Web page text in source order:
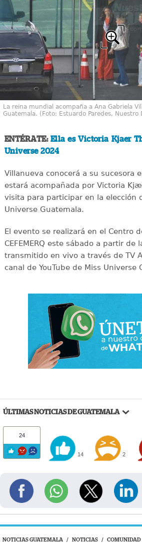
La reina mundial acompaña a Ana Gabriela
Guatemala. (Foto: Estuardo Paredes, Nuestro
ENTÉRATE: Ella es Victoria Kjaer
Universe 2024
Villanueva conocerá a su sucesora
estará acompañada por Victoria
visita para participar en la elección
Universe Guatemala.
El evento se realizará en el Centro
CEFEMERQ este sábado a partir
transmitido en vivo a través de TV
canal de YouTube de Miss Universe
ÚLTIMAS NOTICIAS DE GUATEMALA
24
14 2
NOTICIAS GUATEMALA / NOTICIAS / COMUNIDAD